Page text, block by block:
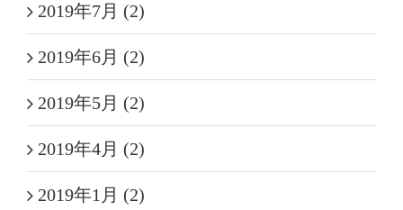
2019年7月 (2)
2019年6月 (2)
2019年5月 (2)
2019年4月 (2)
2019年1月 (2)